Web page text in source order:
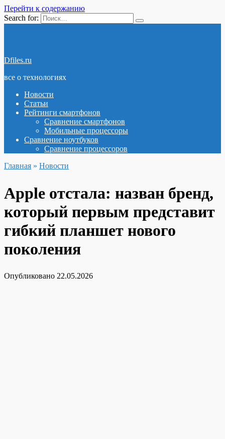
Перейти к содержанию
Search for:
Dfiles.ru
все о технологиях
Новости
Статьи
Рейтинги смартфонов
Сравнение смартфонов
Мобильные процессоры
Сравнение ноутбуков
Сравнение процессоров
Главная » Новости
Apple отстала: назван бренд,
который первым представит
гибкий планшет нового
поколения
Опубликовано 22.05.2026